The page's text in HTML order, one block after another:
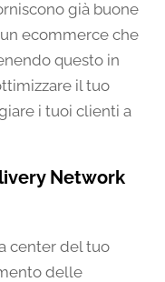
già buone
ecommerce che
questo in
il tuo
i tuoi clienti a
Network
center del tuo
delle